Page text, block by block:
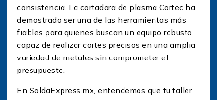
consistencia. La cortadora de plasma Cortec ha
demostrado ser una de las herramientas más
fiables para quienes buscan un equipo robusto
capaz de realizar cortes precisos en una amplia
variedad de metales sin comprometer el
presupuesto.
En SoldaExpress.mx, entendemos que tu taller